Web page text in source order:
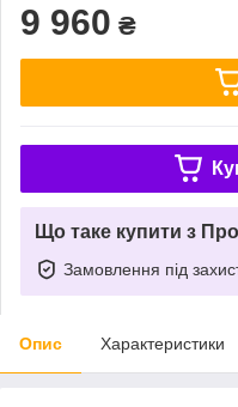
9 960 ₴
Що таке купити з
Замовлення під
Опис Характеристики